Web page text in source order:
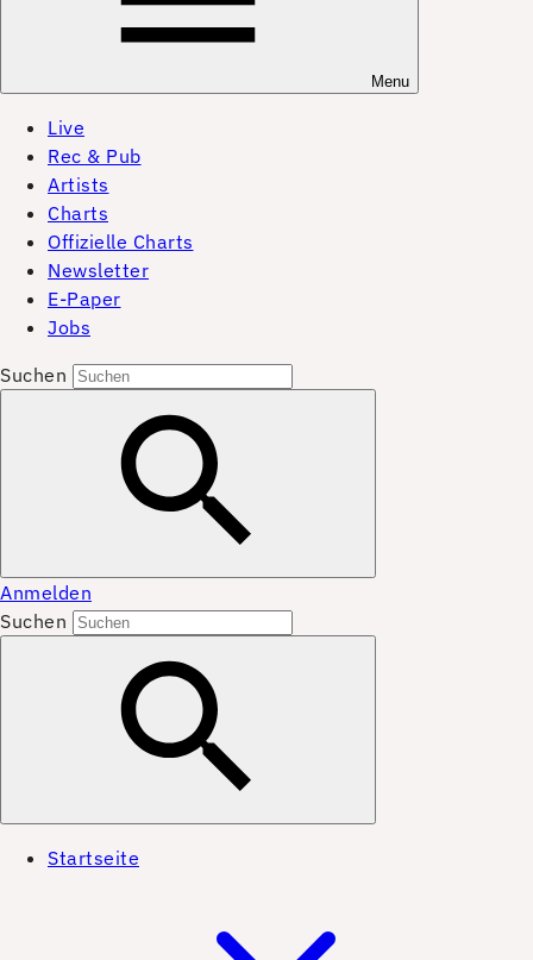
Menu
Live
Rec & Pub
Artists
Charts
Offizielle Charts
Newsletter
E-Paper
Jobs
Suchen
Anmelden
Suchen
Startseite